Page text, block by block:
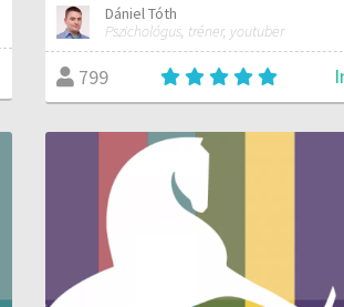
Dániel Tóth
Pszichológus, tréner, youtuber
799